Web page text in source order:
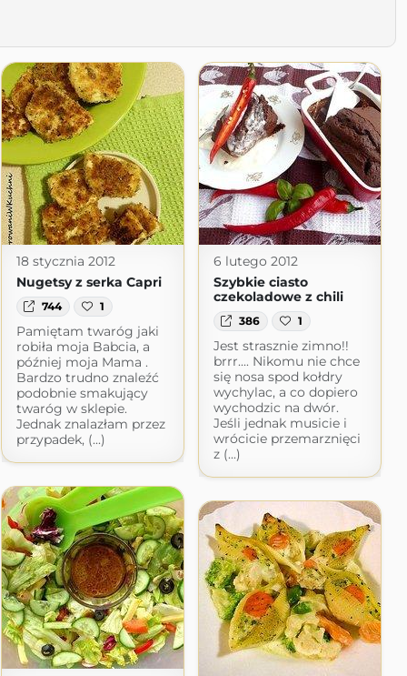
18 stycznia 2012
Nugetsy z serka Capri
744 1
Pamiętam twaróg jaki
robiła moja Babcia, a
później moja Mama .
Bardzo trudno znaleźć
podobnie smakujący
twaróg w sklepie.
Jednak znalazłam przez
przypadek, (...)
6 lutego 2012
Szybkie ciasto
czekoladowe z chili
386 1
Jest strasznie zimno!!
brrr.... Nikomu nie chce
się nosa spod kołdry
wychylac, a co dopiero
wychodzic na dwór.
Jeśli jednak musicie i
wrócicie przemarznięci
z (...)